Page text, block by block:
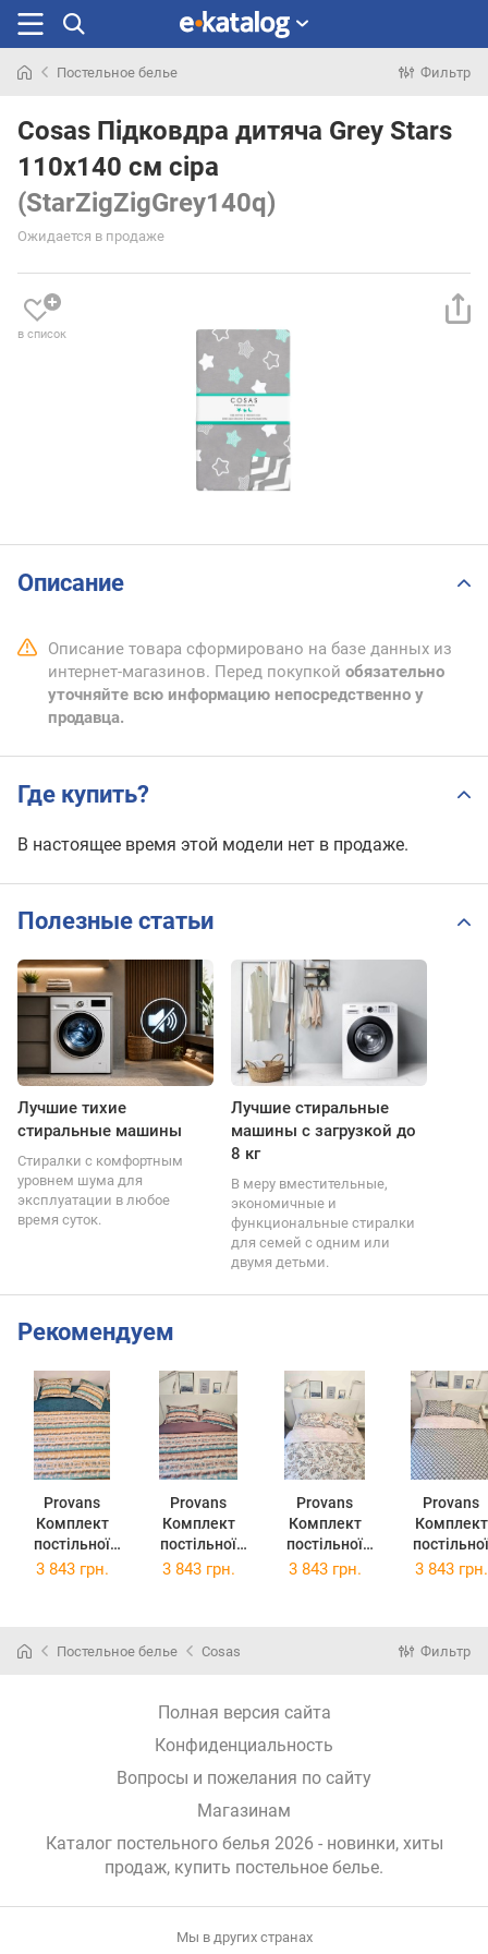
раньше
Постельное белье Фильтр
Cosas Підковдра дитяча Grey Stars
110х140 см сіра
(StarZigZigGrey140q)
Ожидается в продаже
в список
Описание
Описание товара сформировано на базе данных из
интернет-магазинов. Перед покупкой обязательно
уточняйте всю информацию непосредственно у
продавца.
Где купить?
В настоящее время этой модели нет в продаже.
Полезные статьи
Лучшие тихие
стиральные машины
Стиралки с комфортным
уровнем шума для
эксплуатации в любое
время суток.
Лучшие стиральные
машины с загрузкой до
8 кг
В меру вместительные,
экономичные и
функциональные стиралки
для семей с одним или
двумя детьми.
Рекомендуем
Provans
Комплект
постільної
білизни
Сімейний
Provans
Комплект
постільної
білизни
(026257)
Provans
Комплект
постільної
білизни
Provans
Комплект
постільної
білизни
Сімейний
3 843 грн. 3 843 грн. 3 843 грн. 3 843 грн.
Постельное белье Cosas Фильтр
Полная версия сайта
Конфиденциальность
Вопросы и пожелания по сайту
Магазинам
Каталог постельного белья 2026 - новинки, хиты
продаж, купить постельное белье.
Мы в других странах